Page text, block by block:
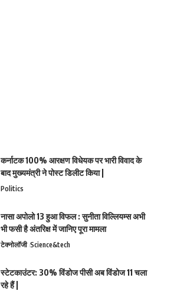
कर्नाटक 100% आरक्षण विधेयक पर भारी विवाद के
बाद मुख्यमंत्री ने पोस्ट डिलीट किया |
Politics
नासा अपोलो 13 हुआ विफल : सुनीता विल्लियम्स अभी
भी फसी है अंतरिक्ष में जानिए पूरा मामला
टेक्नोलॉजी Science&tech
स्टेटकाउंटर: 30% विंडोज पीसी अब विंडोज 11 चला
रहे हैं |